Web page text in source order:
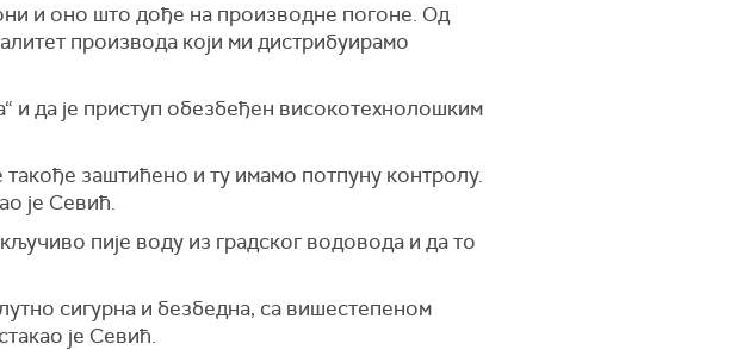
и оно што дође на производне погоне. Од
производа који ми дистрибуирамо
и да је приступ обезбеђен високотехнолошким
заштићено и ту имамо потпуну контролу.
је Севић.
пије воду из градског водовода и да то
сигурна и безбедна, са вишестепеном
је Севић.